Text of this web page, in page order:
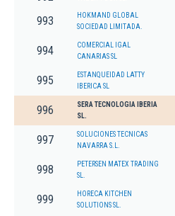
993
HOKMAND GLOBAL
SOCIEDAD LIMITADA.
994
COMERCIAL IGAL
CANARIAS SL
995
ESTANQUEIDAD LATTY
IBERICA SL
996
SERA TECNOLOGIA IBERIA
SL.
997
SOLUCIONES TECNICAS
NAVARRA S.L.
998
PETERSEN MATEX TRADING
SL.
999
HORECA KITCHEN
SOLUTIONS SL.